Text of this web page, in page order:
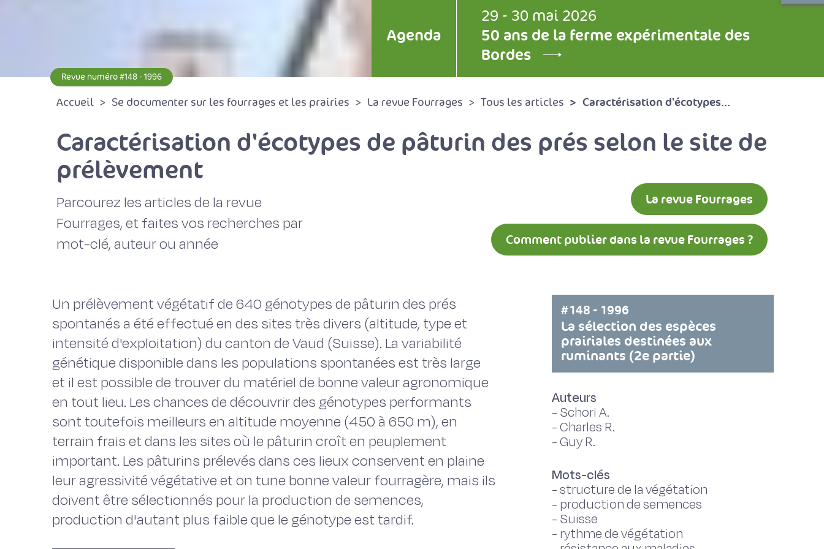
Agenda
29 - 30 mai 2026
50 ans de la ferme expérimentale des
Bordes
Revue numéro #148 - 1996
Accueil Se documenter sur les fourrages et les prairies La revue Fourrages Tous les articles Caractérisation d'écotypes...
Caractérisation d'écotypes de pâturin des prés selon le site de
prélèvement
Parcourez les articles de la revue
Fourrages, et faites vos recherches par
mot-clé, auteur ou année
La revue Fourrages
Comment publier dans la revue Fourrages ?
Un prélèvement végétatif de 640 génotypes de pâturin des prés
spontanés a été effectué en des sites très divers (altitude, type et
intensité d'exploitation) du canton de Vaud (Suisse). La variabilité
génétique disponible dans les populations spontanées est très large
et il est possible de trouver du matériel de bonne valeur agronomique
en tout lieu. Les chances de découvrir des génotypes performants
sont toutefois meilleurs en altitude moyenne (450 à 650 m), en
terrain frais et dans les sites où le pâturin croît en peuplement
important. Les pâturins prélevés dans ces lieux conservent en plaine
leur agressivité végétative et on tune bonne valeur fourragère, mais ils
doivent être sélectionnés pour la production de semences,
production d'autant plus faible que le génotype est tardif.
#148 - 1996
La sélection des espèces
prairiales destinées aux
ruminants (2e partie)
Auteurs
- Schori A.
-Charles R.
-Guy R.
Mots-clés
-structure de la végétation
- production de semences
- Suisse
- rythme de végétation